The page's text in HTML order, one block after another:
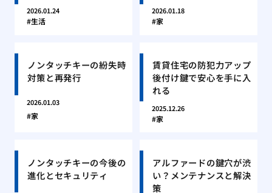
2026.01.24
生活
2026.01.18
家
ノンタッチキーの紛失時
対策と再発行
2026.01.03
家
賃貸住宅の防犯力アップ
後付け鍵で安心を手に入
れる
2025.12.26
家
ノンタッチキーの今後の
進化とセキュリティ
アルファードの鍵穴が渋
い？メンテナンスと解決
策